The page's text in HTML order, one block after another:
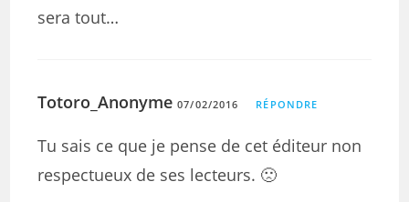
sera tout…
Totoro_Anonyme 07/02/2016 RÉPONDRE
Tu sais ce que je pense de cet éditeur non
respectueux de ses lecteurs. 🙁